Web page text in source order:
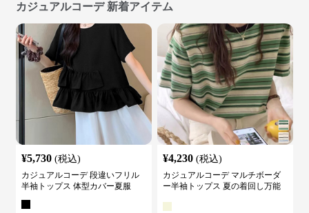
カジュアルコーデ 新着アイテム
¥5,730 (税込)
カジュアルコーデ 段違いフリル
半袖トップス 体型カバー夏服
¥4,230 (税込)
カジュアルコーデ マルチボーダ
ー半袖トップス 夏の着回し万能